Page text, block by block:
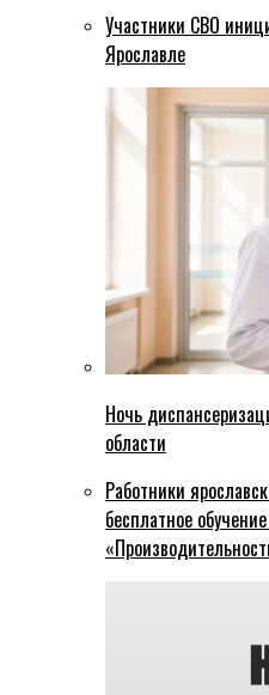
Участники СВО
Ярославле
Ночь
области
Работники
бесплатное